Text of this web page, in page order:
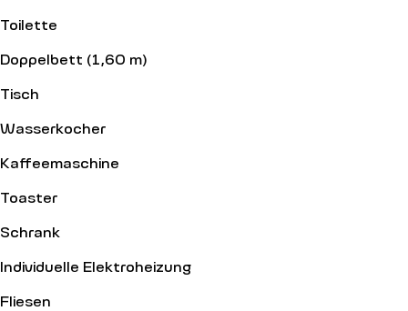
Toilette
Doppelbett (1,60 m)
Tisch
Wasserkocher
Kaffeemaschine
Toaster
Schrank
Individuelle Elektroheizung
Fliesen